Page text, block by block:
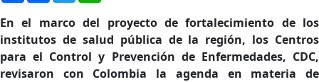
En el marco del proyecto de fortalecimiento de los
institutos de salud pública de la región, los Centros
para el Control y Prevención de Enfermedades, CDC,
revisaron con Colombia la agenda en materia de